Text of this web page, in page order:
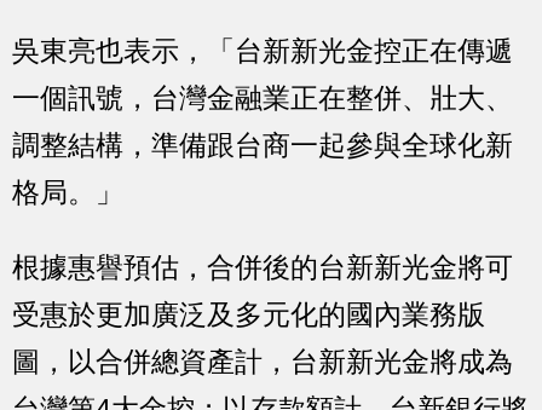
吳東亮也表示，「台新新光金控正在傳遞
一個訊號，台灣金融業正在整併、壯大、
調整結構，準備跟台商一起參與全球化新
格局。」
根據惠譽預估，合併後的台新新光金將可
受惠於更加廣泛及多元化的國內業務版
圖，以合併總資產計，台新新光金將成為